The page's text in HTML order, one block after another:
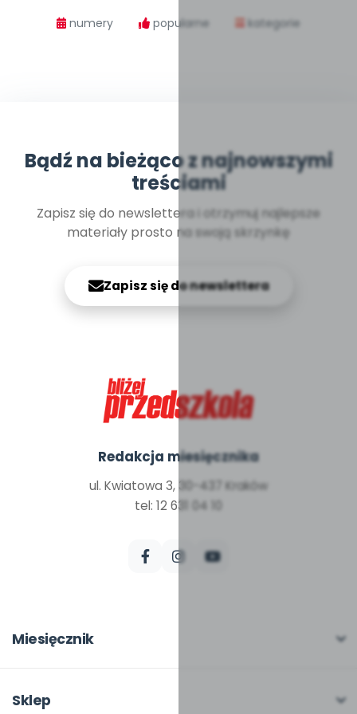
numery popularne kategorie
Bądź na bieżąco z najnowszymi
treściami
Zapisz się do newslettera i otrzymuj najlepsze
materiały prosto na swoją skrzynkę
Zapisz się do newslettera
Redakcja miesięcznika
ul. Kwiatowa 3, 30-437 Kraków
tel: 12 631 04 10
Miesięcznik
W numerze
Sklep